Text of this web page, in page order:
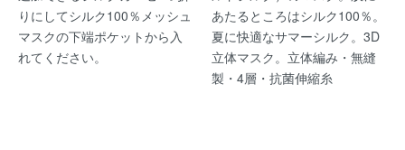
りにしてシルク100％メッシュ
マスクの下端ポケットから入
れてください。
あたるところはシルク100％。
夏に快適なサマーシルク。3D
立体マスク。立体編み・無縫
製・4層・抗菌伸縮糸